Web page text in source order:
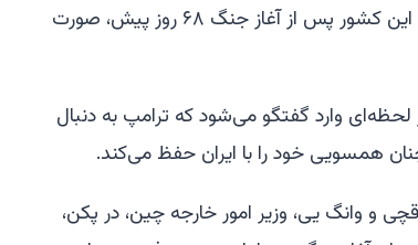
امور خارجه ایران، به چین برای اولین بازدیدش از این کشور پس از آغاز جنگ ۶۸ روز پیش، صورت
وارد گفتگو می‌شود که ترامپ به دنبال
همسویی خود را با ایران حفظ می‌کند.
و وانگ یی، وزیر امور خارجه چین، در پکن،